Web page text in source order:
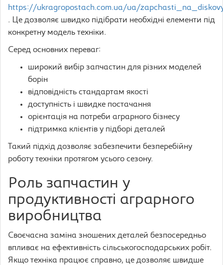
https://ukragropostach.com.ua/ua/
. Це дозволяє швидко підібрати необхідні елементи під
конкретну модель техніки.
Серед основних переваг:
широкий вибір запчастин для різних моделей
борін
відповідність стандартам якості
доступність і швидке постачання
орієнтація на потреби аграрного бізнесу
підтримка клієнтів у підборі деталей
Такий підхід дозволяє забезпечити безперебійну
роботу техніки протягом усього сезону.
Роль запчастин у
продуктивності аграрного
виробництва
Своєчасна заміна зношених деталей безпосередньо
впливає на ефективність сільськогосподарських робіт.
Якщо техніка працює справно, це дозволяє швидше